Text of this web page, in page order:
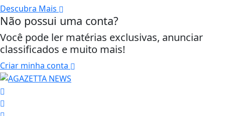
Descubra Mais
Não possui uma conta?
Você pode ler matérias exclusivas, anunciar
classificados e muito mais!
Criar minha conta